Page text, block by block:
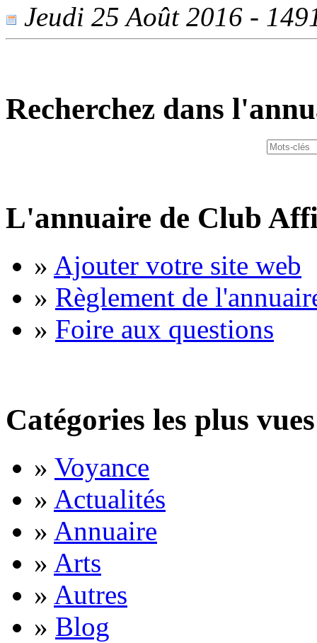
Jeudi 25 Août 2016 -
Recherchez dans
L'annuaire de Club
» Ajouter votre site web
» Règlement de
» Foire aux questions
Catégories les plus vues
» Voyance
» Actualités
» Annuaire
» Arts
» Autres
» Blog